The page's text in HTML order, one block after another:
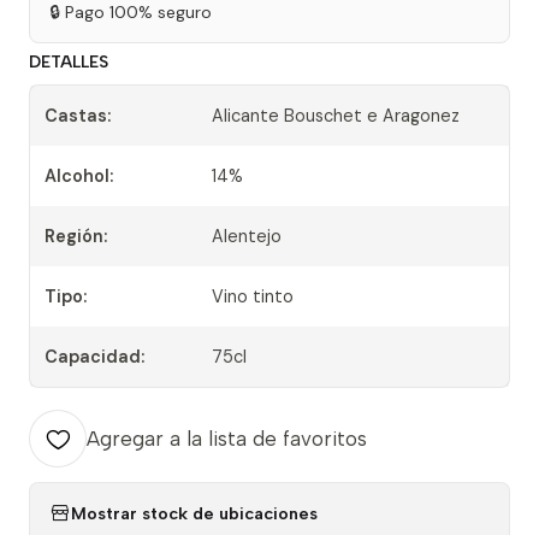
🔒 Pago 100% seguro
DETALLES
Castas: Alicante Bouschet e Aragonez
Alcohol: 14%
Región: Alentejo
Tipo: Vino tinto
Capacidad: 75cl
Agregar a la lista de favoritos
Mostrar stock de ubicaciones